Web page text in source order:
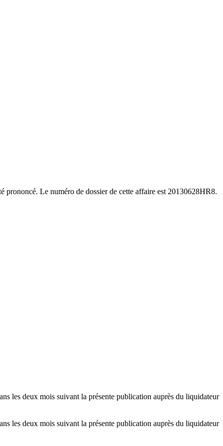
Le numéro de dossier de cette affaire est 20130628HR8.
les deux mois suivant la présente publication auprès du liquidateur
les deux mois suivant la présente publication auprès du liquidateur